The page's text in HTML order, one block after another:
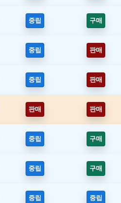
중립 구매
중립 판매
중립 판매
판매 판매
중립 구매
중립 구매
중립 중립